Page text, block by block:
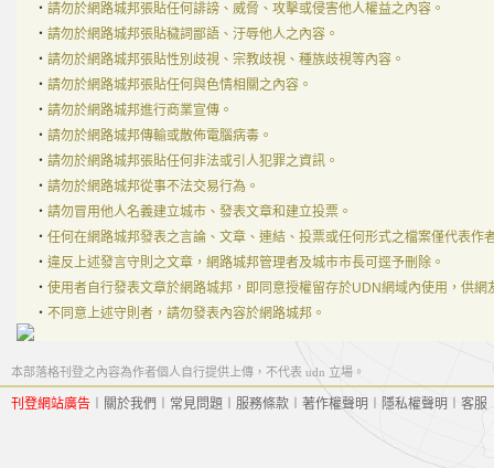
‧ 請勿於網路城邦張貼任何誹謗、威脅、攻擊或侵害他人權益之內容。
‧ 請勿於網路城邦張貼穢詞鄙語、汙辱他人之內容。
‧ 請勿於網路城邦張貼性別歧視、宗教歧視、種族歧視等內容。
‧ 請勿於網路城邦張貼任何與色情相關之內容。
‧ 請勿於網路城邦進行商業宣傳。
‧ 請勿於網路城邦傳輸或散佈電腦病毒。
‧ 請勿於網路城邦張貼任何非法或引人犯罪之資訊。
‧ 請勿於網路城邦從事不法交易行為。
‧ 請勿冒用他人名義建立城市、發表文章和建立投票。
‧ 任何在網路城邦發表之言論、文章、連結、投票或任何形式之檔案僅代表作
‧ 違反上述發言守則之文章，網路城邦管理者及城市市長可逕予刪除。
‧ 使用者自行發表文章於網路城邦，即同意授權留存於UDN網域內使用，供網
‧ 不同意上述守則者，請勿發表內容於網路城邦。
本部落格刊登之內容為作者個人自行提供上傳，不代表 udn 立場。
刊登網站廣告 關於我們 常見問題 服務條款 著作權聲明 隱私權聲明 客服